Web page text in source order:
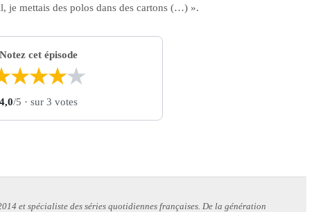
je mettais des polos dans des cartons (…) ».
Notez cet épisode
★★★★
4,0/5 · sur 3 votes
et spécialiste des séries quotidiennes françaises. De la génération